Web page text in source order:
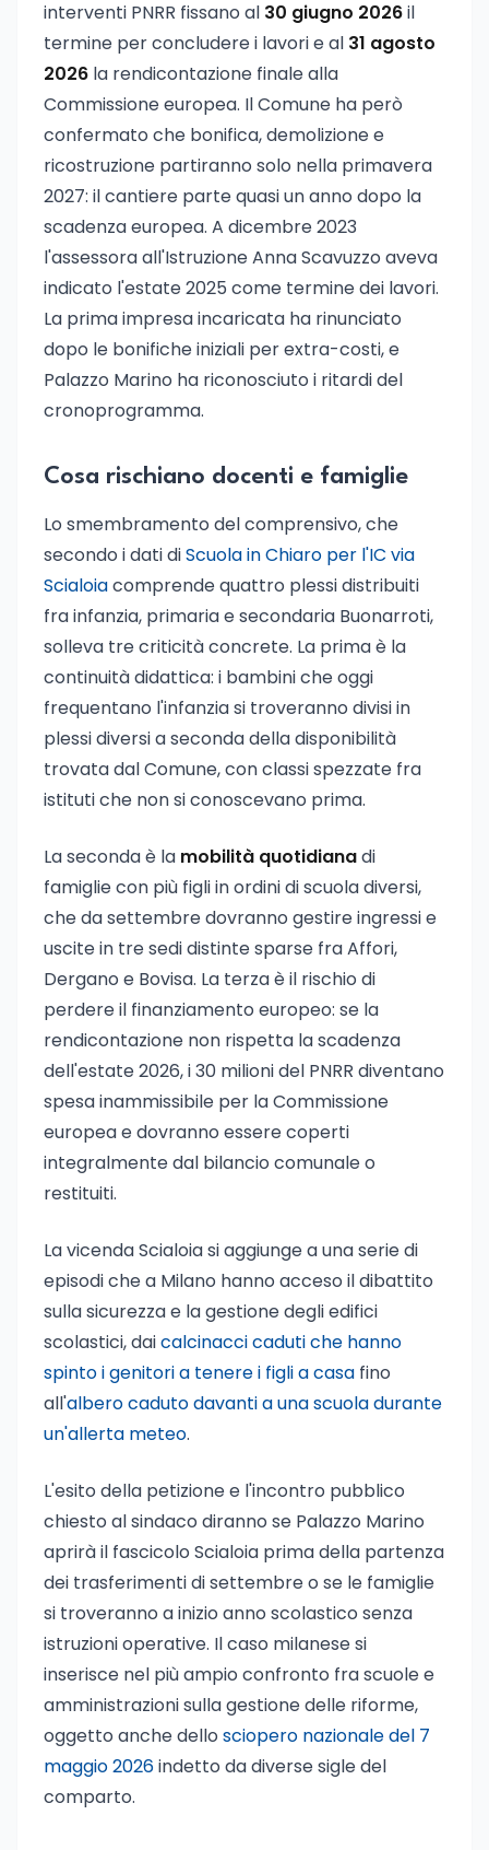
interventi PNRR fissano al 30 giugno 2026il
termine per concludere i lavori e al 31 agosto
2026 la rendicontazione finale alla
Commissione europea. Il Comune ha però
confermato che bonifica, demolizione e
ricostruzione partiranno solo nella primavera
2027: il cantiere parte quasi un anno dopo la
scadenza europea. A dicembre 2023
l'assessora all'Istruzione Anna Scavuzzo aveva
indicato l'estate 2025 come termine dei lavori.
La prima impresa incaricata ha rinunciato
dopo le bonifiche iniziali per extra-costi, e
Palazzo Marino ha riconosciuto i ritardi del
cronoprogramma.
Cosa rischiano docenti e famiglie
Lo smembramento del comprensivo, che
secondo i dati diScuola in Chiaro per l'IC via
Scialoiacomprende quattro plessi distribuiti
fra infanzia, primaria e secondaria Buonarroti,
solleva tre criticità concrete. La prima è la
continuità didattica: i bambini che oggi
frequentano l'infanzia si troveranno divisi in
plessi diversi a seconda della disponibilità
trovata dal Comune, con classi spezzate fra
istituti che non si conoscevano prima.
La seconda è la mobilità quotidianadi
famiglie con più figli in ordini di scuola diversi,
che da settembre dovranno gestire ingressi e
uscite in tre sedi distinte sparse fra Affori,
Dergano e Bovisa. La terza è il rischio di
perdere il finanziamento europeo: se la
rendicontazione non rispetta la scadenza
dell'estate 2026, i 30 milioni del PNRR diventano
spesa inammissibile per la Commissione
europea e dovranno essere coperti
integralmente dal bilancio comunale o
restituiti.
La vicenda Scialoia si aggiunge a una serie di
episodi che a Milano hanno acceso il dibattito
sulla sicurezza e la gestione degli edifici
scolastici, daicalcinacci caduti che hanno
spinto i genitori a tenere i figli a casa fino
all'albero caduto davanti a una scuola durante
un'allerta meteo.
L'esito della petizione e l'incontro pubblico
chiesto al sindaco diranno se Palazzo Marino
aprirà il fascicolo Scialoia prima della partenza
dei trasferimenti di settembre o se le famiglie
si troveranno a inizio anno scolastico senza
istruzioni operative. Il caso milanese si
inserisce nel più ampio confronto fra scuole e
amministrazioni sulla gestione delle riforme,
oggetto anche dello sciopero nazionale del 7
maggio 2026indetto da diverse sigle del
comparto.